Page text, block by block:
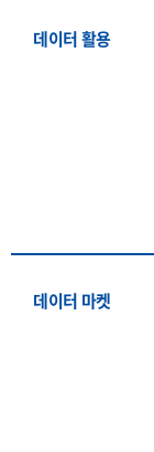
데이터 활용
데이터 마켓